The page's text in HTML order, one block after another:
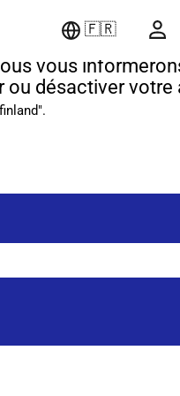
🇫🇷
vous
ou désactiver votre